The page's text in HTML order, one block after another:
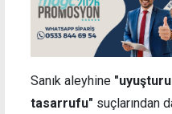
Sanık aleyhine
tasarrufu" suçlarından